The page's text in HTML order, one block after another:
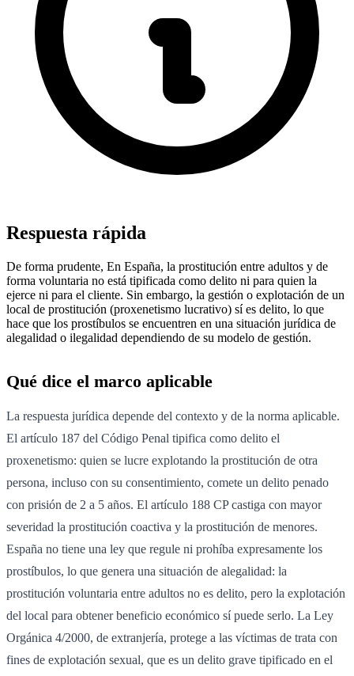
Respuesta rápida
De forma prudente, En España, la prostitución entre adultos y de
forma voluntaria no está tipificada como delito ni para quien la
ejerce ni para el cliente. Sin embargo, la gestión o explotación de un
local de prostitución (proxenetismo lucrativo) sí es delito, lo que
hace que los prostíbulos se encuentren en una situación jurídica de
alegalidad o ilegalidad dependiendo de su modelo de gestión.
Qué dice el marco aplicable
La respuesta jurídica depende del contexto y de la norma aplicable.
El artículo 187 del Código Penal tipifica como delito el
proxenetismo: quien se lucre explotando la prostitución de otra
persona, incluso con su consentimiento, comete un delito penado
con prisión de 2 a 5 años. El artículo 188 CP castiga con mayor
severidad la prostitución coactiva y la prostitución de menores.
España no tiene una ley que regule ni prohíba expresamente los
prostíbulos, lo que genera una situación de alegalidad: la
prostitución voluntaria entre adultos no es delito, pero la explotación
del local para obtener beneficio económico sí puede serlo. La Ley
Orgánica 4/2000, de extranjería, protege a las víctimas de trata con
fines de explotación sexual, que es un delito grave tipificado en el